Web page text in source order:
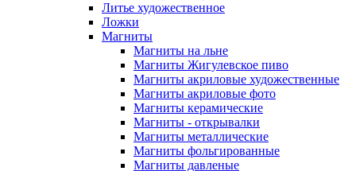
Литье художественное
Ложки
Магниты
Магниты на льне
Магниты Жигулевское пиво
Магниты акриловые художественные
Магниты акриловые фото
Магниты керамические
Магниты - открывалки
Магниты металлические
Магниты фольгированные
Магниты давленые